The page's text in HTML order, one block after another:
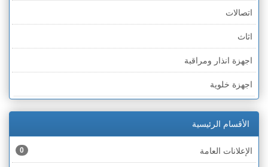
قطاع غزة
الخط الأخضر » حيفا
الخط الأخضر » رهط
الخط الأخضر » أم الفحم
الخط الأخضر » الناصرة
الخط الأخضر » عكا ونهاريا
الخط الأخضر » الجليل
اتصالات
اثاث
اجهزة انذار ومراقبة
اجهزة خلوية
اجهزة كهربائية
اجهزة مكتبية
الأقسام الرئيسية
الإعلانات العامة 0